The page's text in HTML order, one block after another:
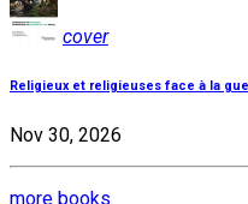
cover
Religieux et religieuses face à la
Nov 30, 2026
more books